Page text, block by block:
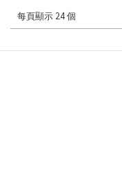
每頁顯示 24 個